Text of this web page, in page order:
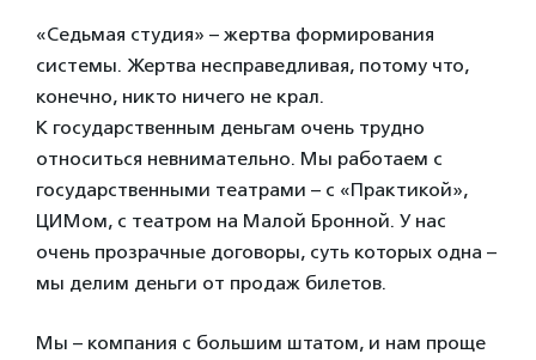
«Седьмая студия» – жертва формирования
системы. Жертва несправедливая, потому что,
конечно, никто ничего не крал.
К государственным деньгам очень трудно
относиться невнимательно. Мы работаем с
государственными театрами – с «Практикой»,
ЦИМом, с театром на Малой Бронной. У нас
очень прозрачные договоры, суть которых одна –
мы делим деньги от продаж билетов.
Мы – компания с большим штатом, и нам проще